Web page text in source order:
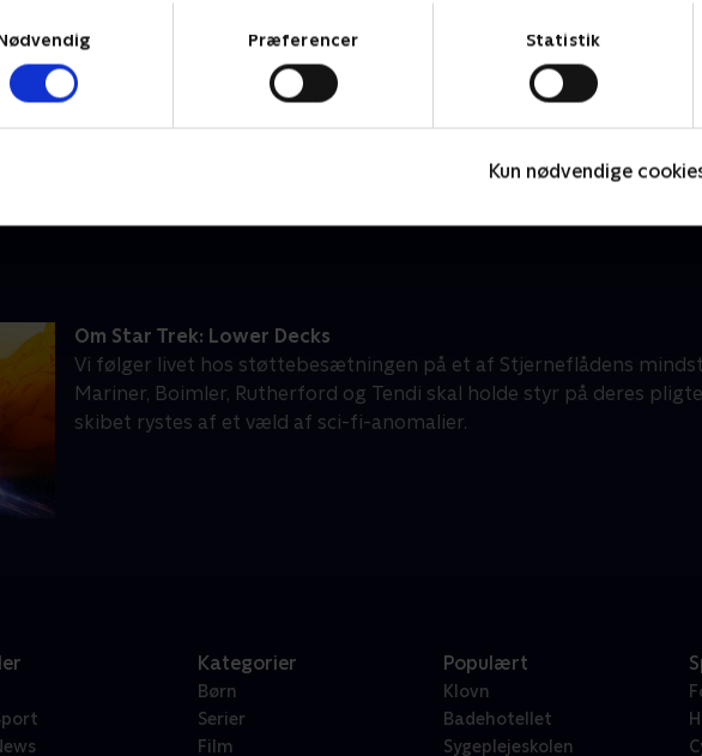
Præferencer Statistik
Kun nødvendige
Om Star Trek: Lower Decks
Vi følger livet hos støttebesætningen på et af Stjerneflådens mindst
Mariner, Boimler, Rutherford og Tendi skal holde styr på deres
skibet rystes af et væld af sci-fi-anomalier.
Kategorier
Børn
Serier
Film
Populært
Klovn
Badehotellet
Sygeplejeskolen